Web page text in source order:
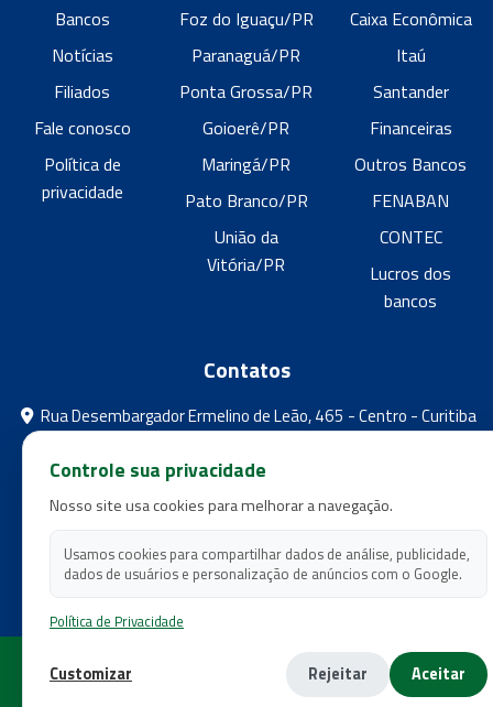
Bancos
Notícias
Filiados
Fale conosco
Política de
privacidade
Foz do Iguaçu/PR
Paranaguá/PR
Ponta Grossa/PR
Goioerê/PR
Maringá/PR
Pato Branco/PR
União da
Vitória/PR
Caixa Econômica
Itaú
Santander
Financeiras
Outros Bancos
FENABAN
CONTEC
Lucros dos
bancos
Contatos
Rua Desembargador Ermelino de Leão, 465 - Centro - Curitiba
- Paraná
feebpr@gmail.com
(41) 3224-5573
(41) 3224-5525
Copyright 2026 - Federação dos Empregados em Estabelecimentos
Bancários do Estado do Paraná
Controle sua privacidade
Nosso site usa cookies para melhorar a navegação.
Usamos cookies para compartilhar dados de análise, publicidade,
dados de usuários e personalização de anúncios com o Google.
Política de Privacidade
Customizar Rejeitar Aceitar